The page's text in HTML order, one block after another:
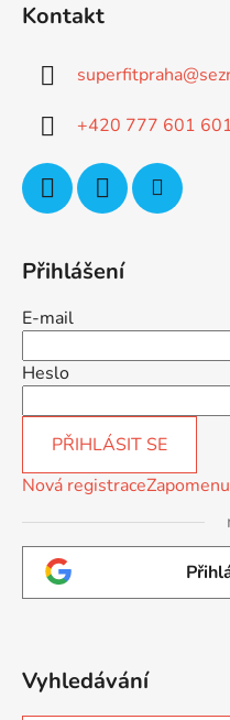
Kontakt
superfitpraha@
+420 777 601
Přihlášení
E-mail
Heslo
PŘIHLÁSIT SE
Nová registrace
Vyhledávání